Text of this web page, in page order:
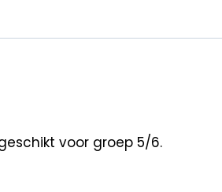
voor groep 5/6.